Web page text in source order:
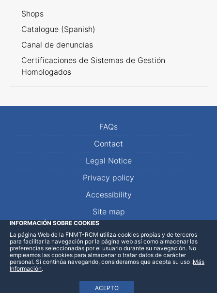
Shops
Catalogue (Spanish)
Canal de denuncias
Certificaciones de Sistemas de Gestión
Homologados
FAQs
Contact
Legal Notice
Privacy policy
Accessibility
Site map
LinkedInFacebookWhatsApp
INFORMACIÓN SOBRE COOKIES
La página Web de la FNMT-RCM utiliza cookies propias y de terceros
para facilitar la navegación por la página web así como almacenar las
preferencias seleccionadas por el usuario durante su navegación. No
empleamos las cookies para almacenar o tratar datos de carácter
personal. Si continúa navegando, consideramos que acepta su uso
ACEPTO
.Más
Información.